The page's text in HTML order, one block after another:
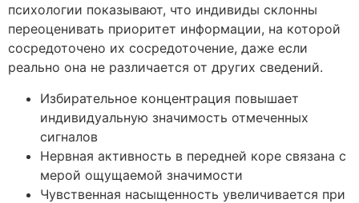
психологии показывают, что индивиды склонны
переоценивать приоритет информации, на которой
сосредоточено их сосредоточение, даже если
реально она не различается от других сведений.
Избирательное концентрация повышает
индивидуальную значимость отмеченных
сигналов
Нервная активность в передней коре связана с
мерой ощущаемой значимости
Чувственная насыщенность увеличивается при